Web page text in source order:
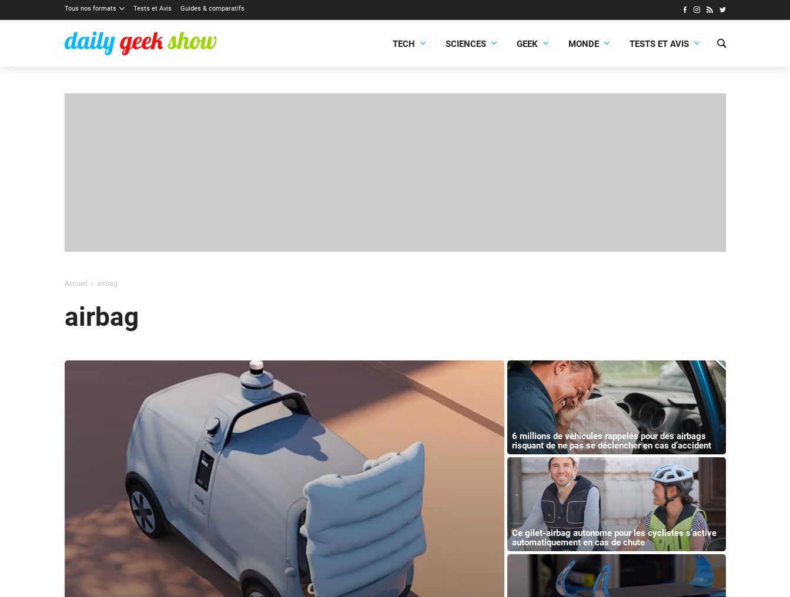
Tous nos formats Tests et Avis Guides & comparatifs
TECH SCIENCES GEEK MONDE TESTS ET AVIS
Accueil airbag
airbag
6 millions de véhicules rappelés pour des airbags
risquant de ne pas se déclencher en cas d’accident
Ce gilet-airbag autonome pour les cyclistes s’active
automatiquement en cas de chute